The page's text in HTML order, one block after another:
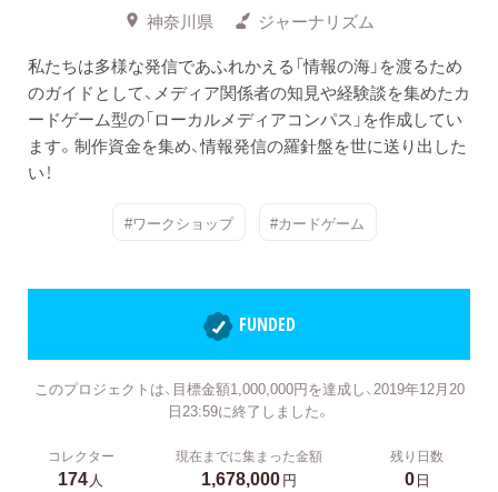
神奈川県
ジャーナリズム
私たちは多様な発信であふれかえる「情報の海」を渡るため
のガイドとして、メディア関係者の知見や経験談を集めたカ
ードゲーム型の「ローカルメディアコンパス」を作成してい
ます。制作資金を集め、情報発信の羅針盤を世に送り出した
い！
#ワークショップ #カードゲーム
FUNDED
このプロジェクトは、目標金額1,000,000円を達成し、2019年12月20
日23:59に終了しました。
コレクター
174人
現在までに集まった金額
1,678,000円
残り日数
0日